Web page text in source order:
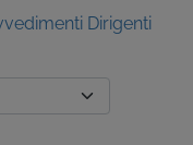
Dirigenti